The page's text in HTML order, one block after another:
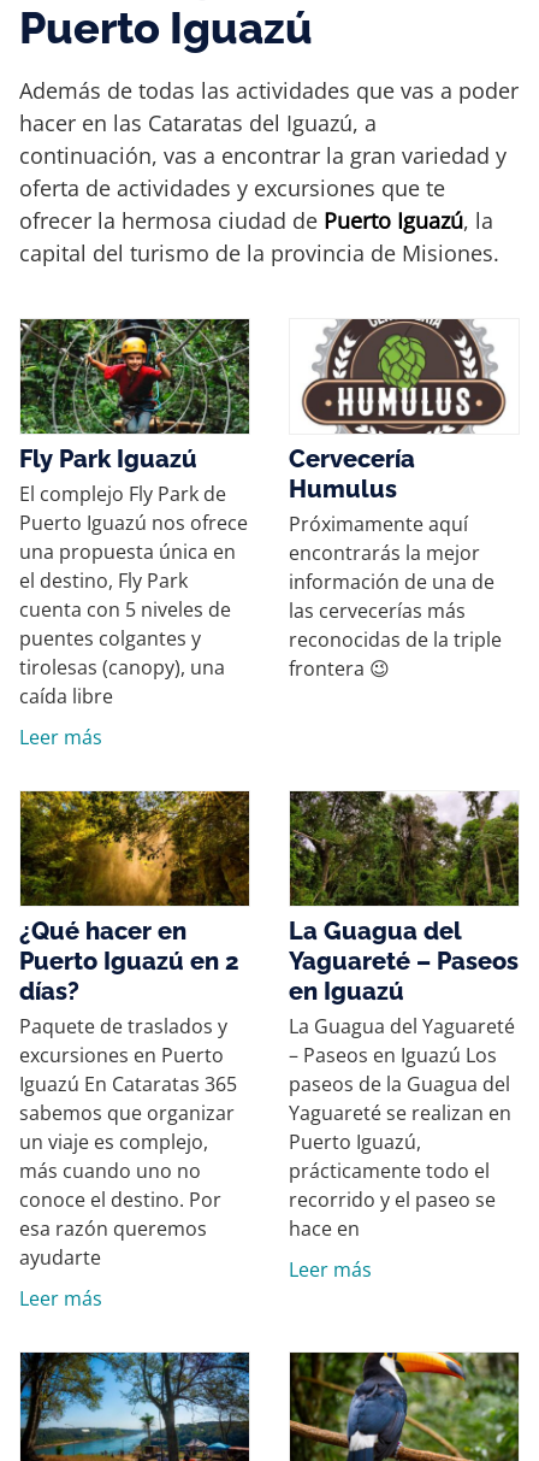
Puerto Iguazú
Además de todas las actividades que vas a poder
hacer en las Cataratas del Iguazú, a
continuación, vas a encontrar la gran variedad y
oferta de actividades y excursiones que te
ofrecer la hermosa ciudad de Puerto Iguazú, la
capital del turismo de la provincia de Misiones.
Fly Park Iguazú
El complejo Fly Park de
Puerto Iguazú nos ofrece
una propuesta única en
el destino, Fly Park
cuenta con 5 niveles de
puentes colgantes y
tirolesas (canopy), una
caída libre
Leer más
Cervecería
Humulus
Próximamente aquí
encontrarás la mejor
información de una de
las cervecerías más
reconocidas de la triple
frontera 😉
¿Qué hacer en
Puerto Iguazú en 2
días?
Paquete de traslados y
excursiones en Puerto
Iguazú En Cataratas 365
sabemos que organizar
un viaje es complejo,
más cuando uno no
conoce el destino. Por
esa razón queremos
ayudarte
Leer más
La Guagua del
Yaguareté – Paseos
en Iguazú
La Guagua del Yaguareté
– Paseos en Iguazú Los
paseos de la Guagua del
Yaguareté se realizan en
Puerto Iguazú,
prácticamente todo el
recorrido y el paseo se
hace en
Leer más